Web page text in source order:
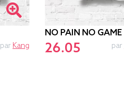
par Kang
NO PAIN NO GAME
26.05 par